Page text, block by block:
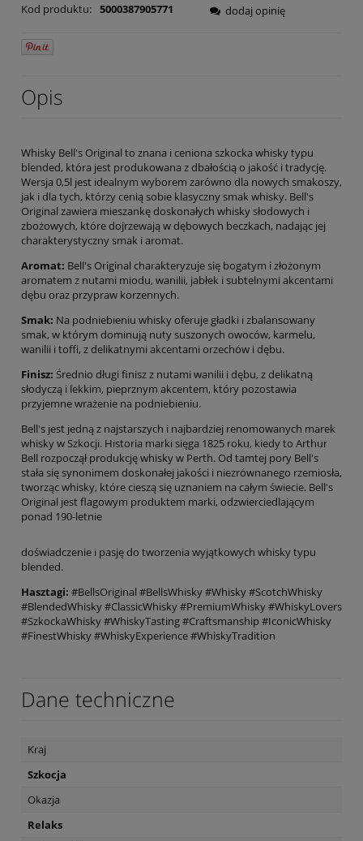
Kod produktu: 5000387905771
dodaj opinię
Opis
Whisky Bell's Original to znana i ceniona szkocka whisky typu
blended, która jest produkowana z dbałością o jakość i tradycję.
Wersja 0,5l jest idealnym wyborem zarówno dla nowych smakoszy,
jak i dla tych, którzy cenią sobie klasyczny smak whisky. Bell's
Original zawiera mieszankę doskonałych whisky słodowych i
zbożowych, które dojrzewają w dębowych beczkach, nadając jej
charakterystyczny smak i aromat.
Aromat: Bell's Original charakteryzuje się bogatym i złożonym
aromatem z nutami miodu, wanilii, jabłek i subtelnymi akcentami
dębu oraz przypraw korzennych.
Smak: Na podniebieniu whisky oferuje gładki i zbalansowany
smak, w którym dominują nuty suszonych owoców, karmelu,
wanilii i toffi, z delikatnymi akcentami orzechów i dębu.
Finisz: Średnio długi finisz z nutami wanilii i dębu, z delikatną
słodyczą i lekkim, pieprznym akcentem, który pozostawia
przyjemne wrażenie na podniebieniu.
Bell's jest jedną z najstarszych i najbardziej renomowanych marek
whisky w Szkocji. Historia marki sięga 1825 roku, kiedy to Arthur
Bell rozpoczął produkcję whisky w Perth. Od tamtej pory Bell's
stała się synonimem doskonałej jakości i niezrównanego rzemiosła,
tworząc whisky, które cieszą się uznaniem na całym świecie. Bell's
Original jest flagowym produktem marki, odzwierciedlającym
ponad 190-letnie
doświadczenie i pasję do tworzenia wyjątkowych whisky typu
blended.
Hasztagi: #BellsOriginal #BellsWhisky #Whisky #ScotchWhisky
#BlendedWhisky #ClassicWhisky #PremiumWhisky #WhiskyLovers
#SzkockaWhisky #WhiskyTasting #Craftsmanship #IconicWhisky
#FinestWhisky #WhiskyExperience #WhiskyTradition
Dane techniczne
Kraj
Szkocja
Okazja
Relaks